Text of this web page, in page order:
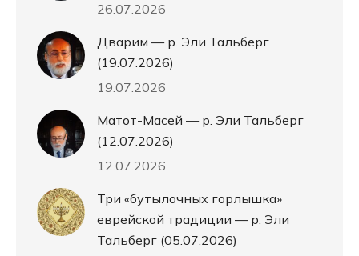
26.07.2026
Дварим — р. Эли Тальберг
(19.07.2026)
19.07.2026
Матот-Масей — р. Эли Тальберг
(12.07.2026)
12.07.2026
Три «бутылочных горлышка»
еврейской традиции — р. Эли
Тальберг (05.07.2026)